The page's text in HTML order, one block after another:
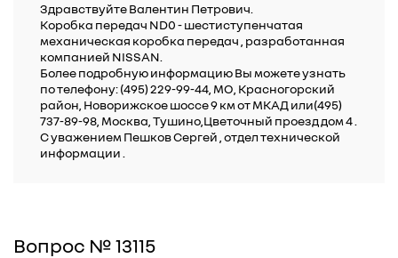
Здравствуйте Валентин Петрович.
Коробка передач ND0 - шестиступенчатая
механическая коробка передач , разработанная
компанией NISSAN.
Более подробную информацию Вы можете узнать
по телефону: (495) 229-99-44, МО, Красногорский
район, Новорижское шоссе 9 км от МКАД или(495)
737-89-98, Москва, Тушино,Цветочный проезд дом 4 .
C уважением Пешков Сергей , отдел технической
информации .
Вопрос № 13115